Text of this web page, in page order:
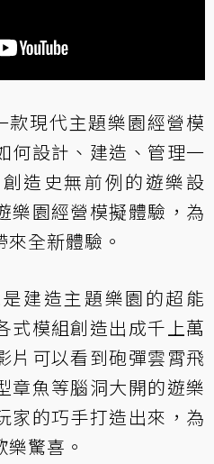
款現代主題樂園經營模
何設計、建造、管理一
造史無前例的遊樂設
樂園經營模擬體驗，為
全新體驗。
建造主題樂園的超能
式模組創造出成千上萬
片可以看到砲彈雲霄飛
章魚等腦洞大開的遊樂
家的巧手打造出來，為
驚喜。